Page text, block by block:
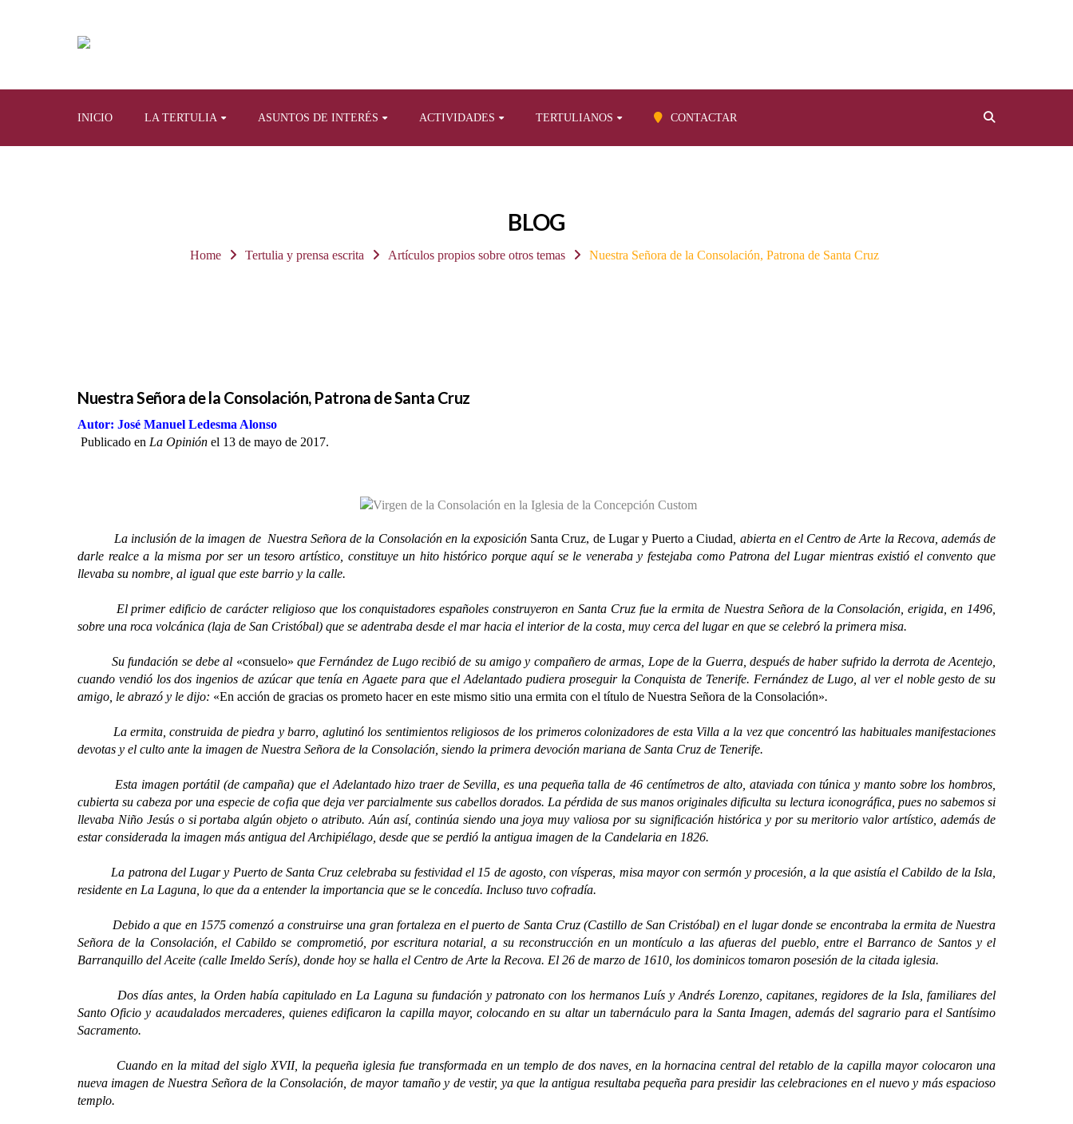
INICIO LA TERTULIA ASUNTOS DE INTERÉS ACTIVIDADES TERTULIANOS CONTACTAR
BLOG
Home Tertulia y prensa escrita Artículos propios sobre otros temas Nuestra Señora de la Consolación, Patrona de Santa Cruz
Nuestra Señora de la Consolación, Patrona de Santa Cruz
Autor: José Manuel Ledesma Alonso
Publicado en La Opinión el 13 de mayo de 2017.
La inclusión de la imagen de Nuestra Señora de la Consolación en la exposición Santa Cruz, de Lugar y Puerto a Ciudad , abierta en el Centro de Arte la Recova, además de
darle realce a la misma por ser un tesoro artístico, constituye un hito histórico porque aquí se le veneraba y festejaba como Patrona del Lugar mientras existió el convento que
llevaba su nombre, al igual que este barrio y la calle.
El primer edificio de carácter religioso que los conquistadores españoles construyeron en Santa Cruz fue la ermita de Nuestra Señora de la Consolación, erigida, en 1496,
sobre una roca volcánica (laja de San Cristóbal) que se adentraba desde el mar hacia el interior de la costa, muy cerca del lugar en que se celebró la primera misa.
Su fundación se debe al «consuelo» que Fernández de Lugo recibió de su amigo y compañero de armas, Lope de la Guerra, después de haber sufrido la derrota de Acentejo,
cuando vendió los dos ingenios de azúcar que tenía en Agaete para que el Adelantado pudiera proseguir la Conquista de Tenerife. Fernández de Lugo, al ver el noble gesto de su
amigo, le abrazó y le dijo: «En acción de gracias os prometo hacer en este mismo sitio una ermita con el título de Nuestra Señora de la Consolación».
La ermita, construida de piedra y barro, aglutinó los sentimientos religiosos de los primeros colonizadores de esta Villa a la vez que concentró las habituales manifestaciones
devotas y el culto ante la imagen de Nuestra Señora de la Consolación, siendo la primera devoción mariana de Santa Cruz de Tenerife.
Esta imagen portátil (de campaña) que el Adelantado hizo traer de Sevilla, es una pequeña talla de 46 centímetros de alto, ataviada con túnica y manto sobre los hombros,
cubierta su cabeza por una especie de cofia que deja ver parcialmente sus cabellos dorados. La pérdida de sus manos originales dificulta su lectura iconográfica, pues no sabemos si
llevaba Niño Jesús o si portaba algún objeto o atributo. Aún así, continúa siendo una joya muy valiosa por su significación histórica y por su meritorio valor artístico, además de
estar considerada la imagen más antigua del Archipiélago, desde que se perdió la antigua imagen de la Candelaria en 1826.
La patrona del Lugar y Puerto de Santa Cruz celebraba su festividad el 15 de agosto, con vísperas, misa mayor con sermón y procesión, a la que asistía el Cabildo de la Isla,
residente en La Laguna, lo que da a entender la importancia que se le concedía. Incluso tuvo cofradía.
Debido a que en 1575 comenzó a construirse una gran fortaleza en el puerto de Santa Cruz (Castillo de San Cristóbal) en el lugar donde se encontraba la ermita de Nuestra
Señora de la Consolación, el Cabildo se comprometió, por escritura notarial, a su reconstrucción en un montículo a las afueras del pueblo, entre el Barranco de Santos y el
Barranquillo del Aceite (calle Imeldo Serís), donde hoy se halla el Centro de Arte la Recova. El 26 de marzo de 1610, los dominicos tomaron posesión de la citada iglesia.
Dos días antes, la Orden había capitulado en La Laguna su fundación y patronato con los hermanos Luís y Andrés Lorenzo, capitanes, regidores de la Isla, familiares del
Santo Oficio y acaudalados mercaderes, quienes edificaron la capilla mayor, colocando en su altar un tabernáculo para la Santa Imagen, además del sagrario para el Santísimo
Sacramento.
Cuando en la mitad del siglo XVII, la pequeña iglesia fue transformada en un templo de dos naves, en la hornacina central del retablo de la capilla mayor colocaron una
nueva imagen de Nuestra Señora de la Consolación, de mayor tamaño y de vestir, ya que la antigua resultaba pequeña para presidir las celebraciones en el nuevo y más espacioso
templo.